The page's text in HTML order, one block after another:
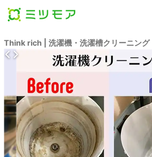
Think rich | 洗濯機・洗濯槽クリーニング